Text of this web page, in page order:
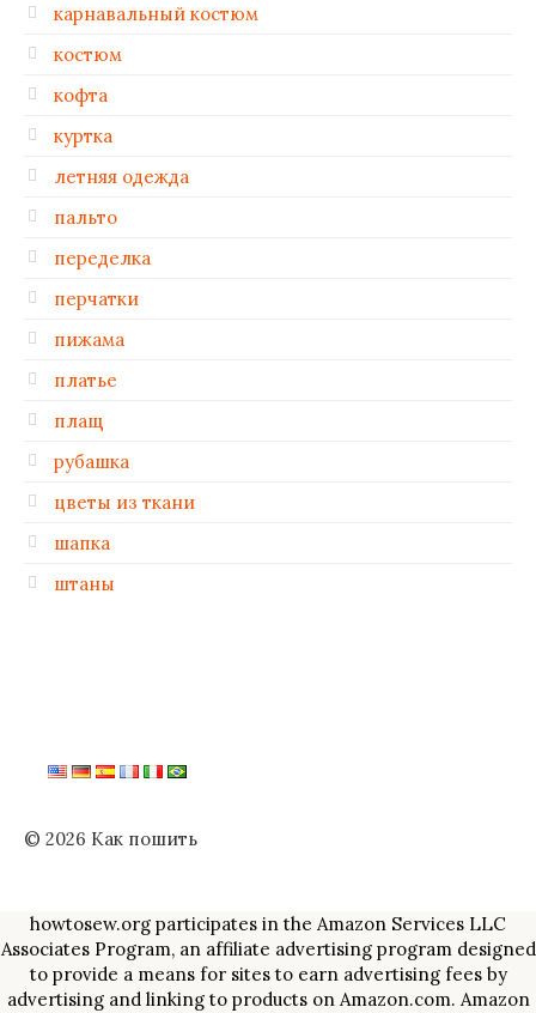
карнавальный костюм
костюм
кофта
куртка
летняя одежда
пальто
переделка
перчатки
пижама
платье
плащ
рубашка
цветы из ткани
шапка
штаны
© 2026 Как пошить
howtosew.org participates in the Amazon Services LLC
Associates Program, an affiliate advertising program designed
to provide a means for sites to earn advertising fees by
advertising and linking to products on Amazon.com. Amazon